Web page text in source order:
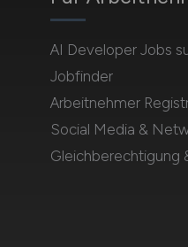
AI Developer Jobs
Jobfinder
Arbeitnehmer
Social Media &
Gleichberechtigung